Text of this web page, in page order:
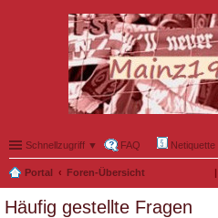
Schnellzugriff ▼ FAQ Netiquette
Portal Foren-Übersicht |
Häufig gestellte Fragen